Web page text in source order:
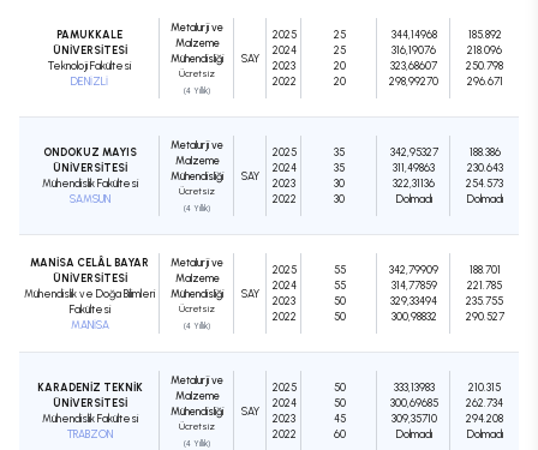
PAMUKKALE
ÜNİVERSİTESİ
Teknoloji Fakültesi
DENİZLİ
Metalurji ve
Malzeme
Mühendisliği
Ücretsiz
(4 Yıllık)
SAY
2025
2024
2023
2022
25
25
20
20
344,14968
316,19076
323,68607
298,99270
185.892
218.096
250.798
296.671
ONDOKUZ MAYIS
ÜNİVERSİTESİ
Mühendislik Fakültesi
SAMSUN
Metalurji ve
Malzeme
Mühendisliği
Ücretsiz
(4 Yıllık)
SAY
2025
2024
2023
2022
35
35
30
30
342,95327
311,49863
322,31136
Dolmadı
188.386
230.643
254.573
Dolmadı
MANİSA CELÂL BAYAR
ÜNİVERSİTESİ
Mühendislik ve Doğa Bilimleri
Fakültesi
MANİSA
Metalurji ve
Malzeme
Mühendisliği
Ücretsiz
(4 Yıllık)
SAY
2025
2024
2023
2022
55
55
50
50
342,79909
314,77859
329,33494
300,98832
188.701
221.785
235.755
290.527
KARADENİZ TEKNİK
ÜNİVERSİTESİ
Mühendislik Fakültesi
TRABZON
Metalurji ve
Malzeme
Mühendisliği
Ücretsiz
(4 Yıllık)
SAY
2025
2024
2023
2022
50
50
45
60
333,13983
300,69685
309,35710
Dolmadı
210.315
262.734
294.208
Dolmadı